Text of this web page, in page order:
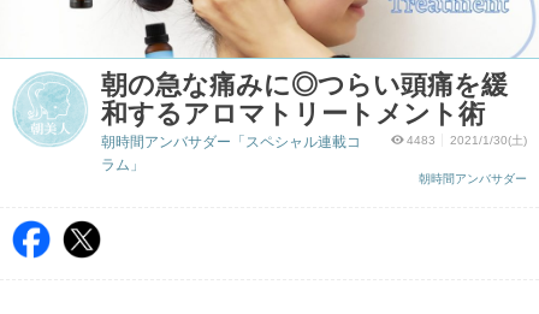
朝の急な痛みに◎つらい頭痛を緩
和するアロマトリートメント術
4483 2021/1/30(土)
朝時間アンバサダー
朝時間アンバサダー「スペシャル連載コ
ラム」